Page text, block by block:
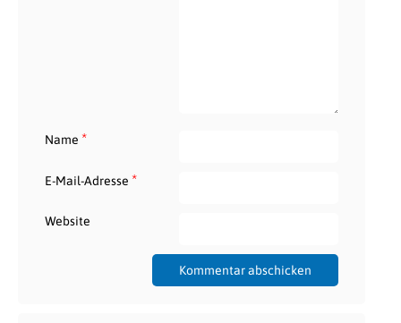
Name *
E-Mail-Adresse *
Website